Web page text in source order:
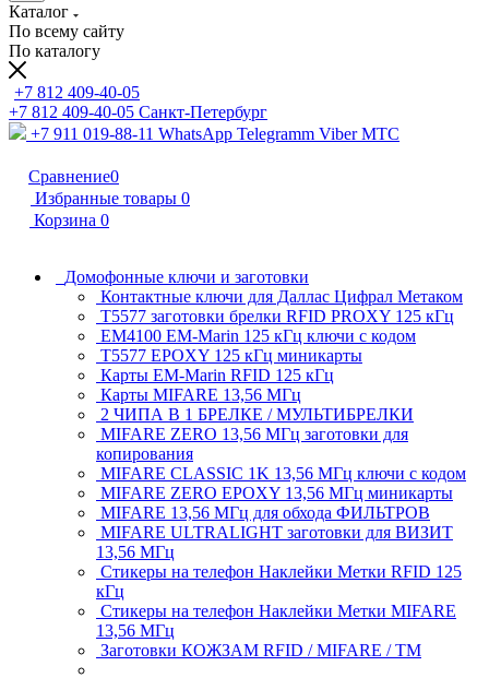
Каталог
По всему сайту
По каталогу
+7 812 409-40-05
+7 812 409-40-05 Санĸт-Петербург
+7 911 019-88-11 WhatsApp Telegramm Viber МТС
Сравнение0
Избранные товары 0
Корзина 0
Домофонные ключи и заготовки
Контактные ключи для Даллас Цифрал Метаком
T5577 заготовки брелки RFID PROXY 125 кГц
EM4100 EM-Marin 125 кГц ключи с кодом
T5577 EPOXY 125 кГц миникарты
Карты EM-Marin RFID 125 кГц
Карты MIFARE 13,56 МГц
2 ЧИПА В 1 БРЕЛКЕ / МУЛЬТИБРЕЛКИ
MIFARE ZERO 13,56 МГц заготовки для
копирования
MIFARE CLASSIC 1K 13,56 МГц ключи с кодом
MIFARE ZERO EPOXY 13,56 МГц миникарты
MIFARE 13,56 МГц для обхода ФИЛЬТРОВ
MIFARE ULTRALIGHT заготовки для ВИЗИТ
13,56 МГц
Стикеры на телефон Наклейки Метки RFID 125
кГц
Стикеры на телефон Наклейки Метки MIFARE
13,56 МГц
Заготовки КОЖЗАМ RFID / MIFARE / TM